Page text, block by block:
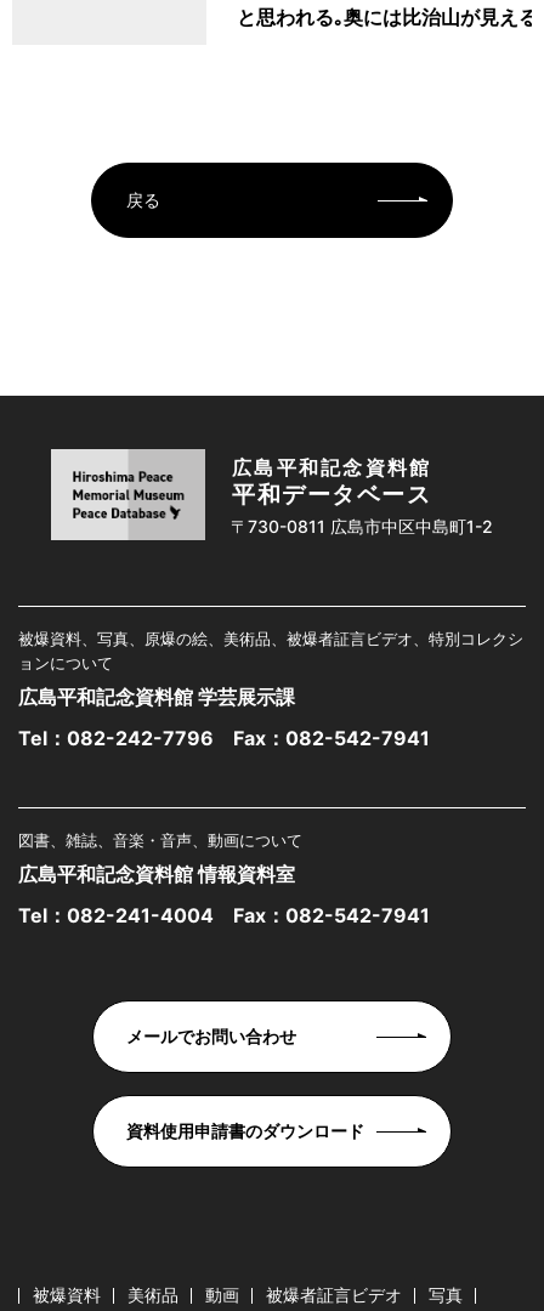
と思われる｡奥には比治山が見える
戻る
広島平和記念資料館
平和データベース
〒730-0811 広島市中区中島町1-2
被爆資料、写真、原爆の絵、美術品、被爆者証言ビデオ、特別コレクシ
ョンについて
広島平和記念資料館 学芸展示課
Tel： 082-242-7796 Fax：082-542-7941
図書、雑誌、音楽・音声、動画について
広島平和記念資料館 情報資料室
Tel： 082-241-4004 Fax：082-542-7941
メールでお問い合わせ
資料使用申請書のダウンロード
被爆資料 美術品 動画 被爆者証言ビデオ 写真